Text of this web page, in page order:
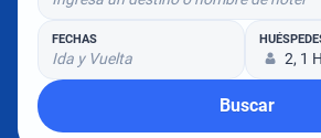
FECHAS
Ida y Vuelta 2, 1
Buscar